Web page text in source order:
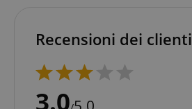
Recensioni dei clienti
3.0